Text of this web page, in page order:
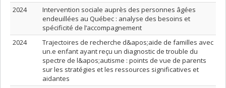
2024
Intervention sociale auprès des personnes âgées
endeuillées au Québec : analyse des besoins et
spécificité de l’accompagnement
2024
Trajectoires de recherche d&apos;aide de familles avec
un.e enfant ayant reçu un diagnostic de trouble du
spectre de l&apos;autisme : points de vue de parents
sur les stratégies et les ressources significatives et
aidantes